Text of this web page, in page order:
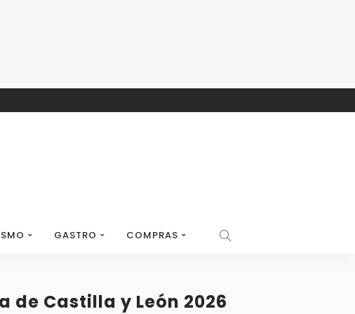
GASTRO COMPRAS
Castilla y León 2026